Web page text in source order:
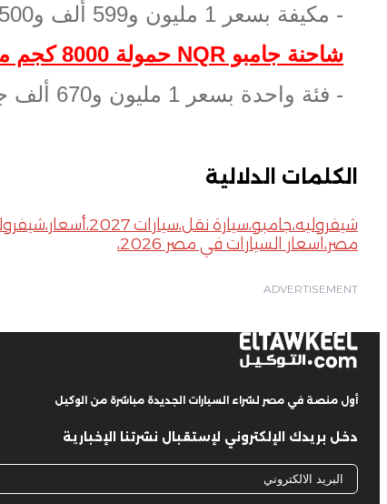
- مكيفة بسعر 1 مليون و599 ألف و500
شاحنة جامبو NQR حمولة 8000 كجم
- فئة واحدة بسعر 1 مليون و670 ألف
الكلمات الدلالية
مصر،اسعار السيارات في مصر 2026،
ADVERTISEMENT
أول منصة في مصر لشراء السيارات الجديدة مباشرة من الوكيل
دخل بريدك الإلكتروني لإستقبال نشرتنا الإخبارية